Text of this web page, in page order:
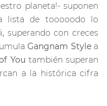
planeta!- suponen
lista de tooooodo lo
superando con creces
Gangnam Style a
You también superan
a la histórica cifra